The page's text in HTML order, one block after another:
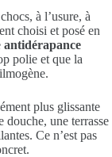
à l’usure, à
choisi et posé en
antidérapance
polie et que la
plus glissante
douche, une terrasse
Ce n’est pas